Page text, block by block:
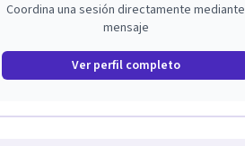
Coordina una sesión directamente mediante
mensaje
Ver perfil completo